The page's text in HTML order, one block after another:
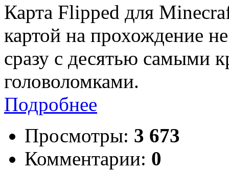
Карта Flipped для
картой на прохождение
сразу с десятью самыми
головоломками.
Подробнее
Просмотры: 3 673
Комментарии: 0